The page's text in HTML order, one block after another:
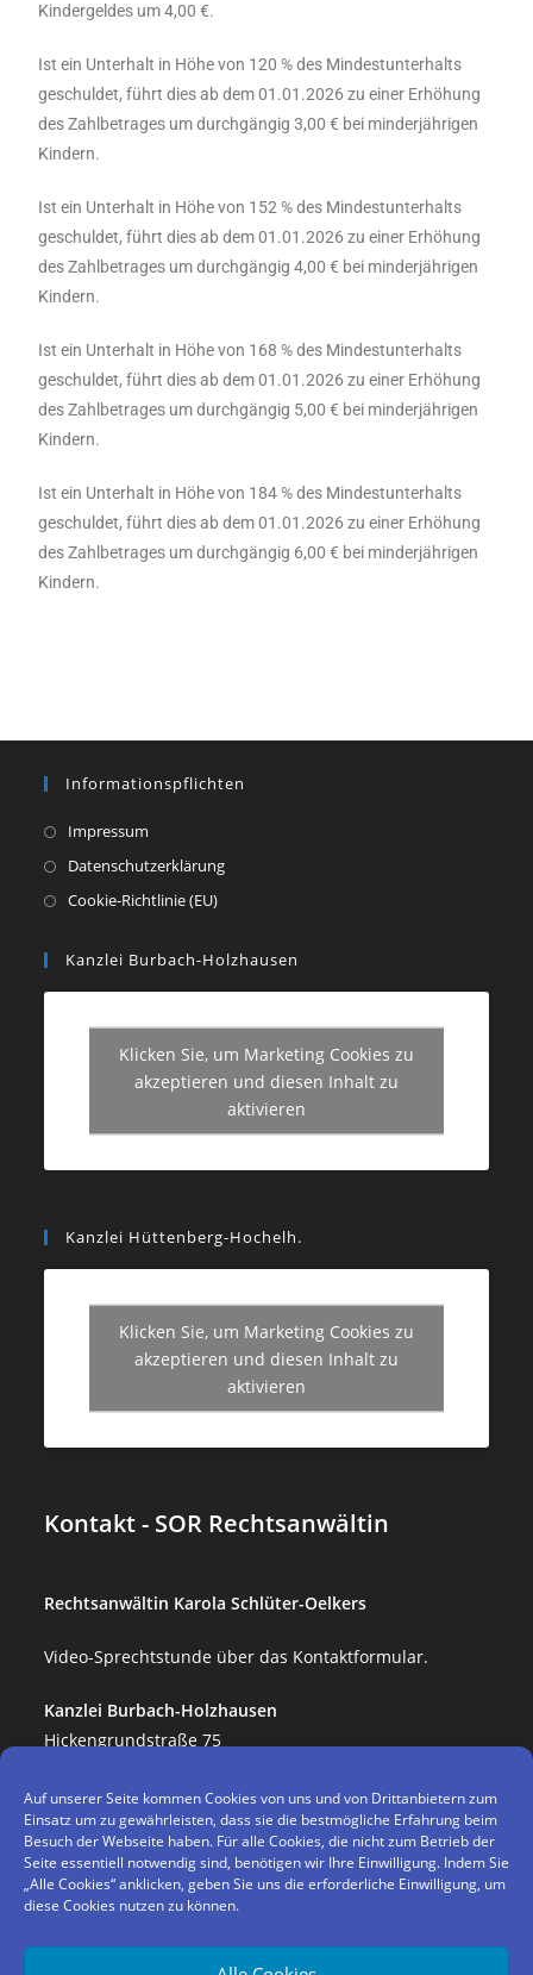
Auf unserer Seite kommen Cookies von uns und von Drittanbietern zum
Einsatz um zu gewährleisten, dass sie die bestmögliche Erfahrung beim
Besuch der Webseite haben. Für alle Cookies, die nicht zum Betrieb der
Seite essentiell notwendig sind, benötigen wir Ihre Einwilligung. Indem Sie
„Alle Cookies“ anklicken, geben Sie uns die erforderliche Einwilligung, um
diese Cookies nutzen zu können.
Kindergeldes um 4,00 €.
Ist ein Unterhalt in Höhe von 120 % des Mindestunterhalts
geschuldet, führt dies ab dem 01.01.2026 zu einer Erhöhung
des Zahlbetrages um durchgängig 3,00 € bei minderjährigen
Kindern.
Ist ein Unterhalt in Höhe von 152 % des Mindestunterhalts
geschuldet, führt dies ab dem 01.01.2026 zu einer Erhöhung
des Zahlbetrages um durchgängig 4,00 € bei minderjährigen
Kindern.
Ist ein Unterhalt in Höhe von 168 % des Mindestunterhalts
geschuldet, führt dies ab dem 01.01.2026 zu einer Erhöhung
des Zahlbetrages um durchgängig 5,00 € bei minderjährigen
Kindern.
Ist ein Unterhalt in Höhe von 184 % des Mindestunterhalts
geschuldet, führt dies ab dem 01.01.2026 zu einer Erhöhung
des Zahlbetrages um durchgängig 6,00 € bei minderjährigen
Kindern.
Informationspflichten
Impressum
Datenschutzerklärung
Cookie-Richtlinie (EU)
Kanzlei Burbach-Holzhausen
Klicken Sie, um Marketing Cookies zu
akzeptieren und diesen Inhalt zu
aktivieren
Kanzlei Hüttenberg-Hochelh.
Klicken Sie, um Marketing Cookies zu
akzeptieren und diesen Inhalt zu
aktivieren
Kontakt - SOR Rechtsanwältin
Rechtsanwältin Karola Schlüter-Oelkers
Video-Sprechtstunde über das Kontaktformular.
Kanzlei Burbach-Holzhausen
Hickengrundstraße 75
Telefon:02736-446844
Fax: 02736-446846
Kanzlei Hüttenberg-Hochelheim
Hauptstr. 110
35625 Hüttenberg-Hochelheim